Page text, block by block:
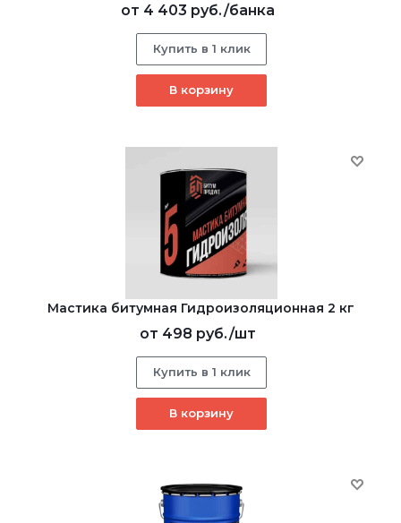
от 4 403 руб./банка
Купить в 1 клик
В корзину
Мастика битумная Гидроизоляционная 2 кг
от 498 руб./шт
Купить в 1 клик
В корзину